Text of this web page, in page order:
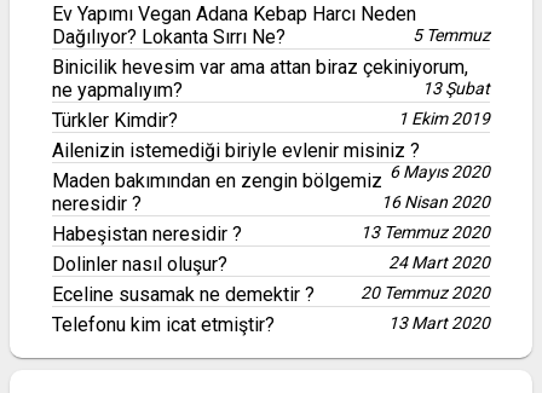
Ev Yapımı Vegan Adana Kebap Harcı Neden
Dağılıyor? Lokanta Sırrı Ne?
5 Temmuz
Binicilik hevesim var ama attan biraz çekiniyorum,
ne yapmalıyım?
13 Şubat
Türkler Kimdir? 1 Ekim 2019
Ailenizin istemediği biriyle evlenir misiniz ?
6 Mayıs 2020
Maden bakımından en zengin bölgemiz
neresidir ?
16 Nisan 2020
Habeşistan neresidir ? 13 Temmuz 2020
Dolinler nasıl oluşur? 24 Mart 2020
Eceline susamak ne demektir ? 20 Temmuz 2020
Telefonu kim icat etmiştir? 13 Mart 2020